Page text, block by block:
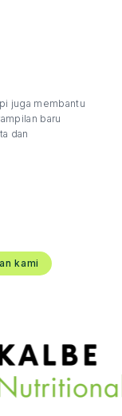
juga membantu
baru
dan
kami